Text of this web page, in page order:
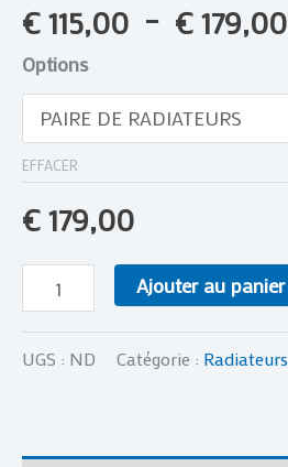
€115,00 – €179,00
Options
EFFACER
€179,00
Ajouter au panier
UGS : ND Catégorie : Radiateurs